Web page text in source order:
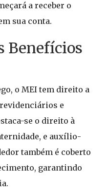
a receber o
sua conta.
Benefícios
o MEI tem direito a
e
se o direito à
e auxílio-
também é coberto
garantindo